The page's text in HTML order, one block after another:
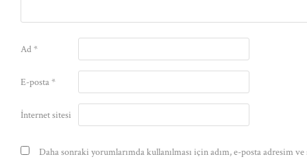
Ad*
E-posta*
İnternet sitesi
Daha sonraki yorumlarımda kullanılması için adım, e-posta adresim